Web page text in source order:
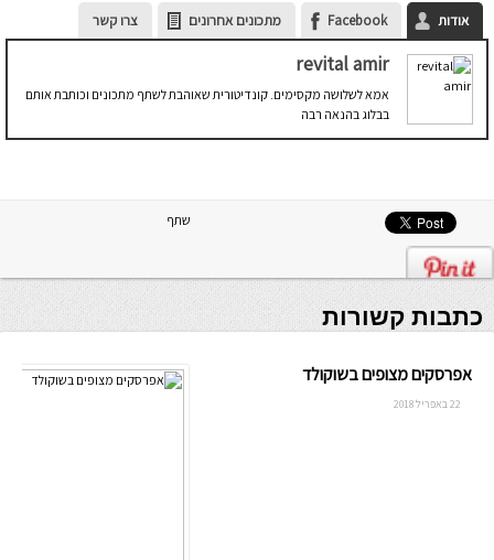
אודות Facebook מתכונים אחרונים צרו קשר
revital amir
אמא לשלושה מקסימים. קונדיטורית שאוהבת לשתף מתכונים וכותבת אותם
בבלוג בהנאה רבה
שתף
כתבות קשורות
אפרסקים מצופים בשוקולד
22 באפריל 2018